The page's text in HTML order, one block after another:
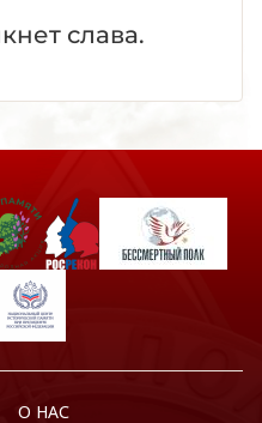
слава.
О НАС